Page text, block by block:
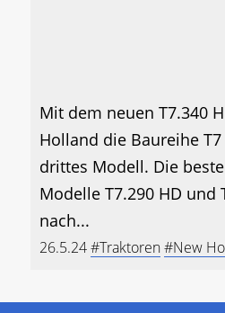
Mit dem neuen T7.340
Holland die Baureihe
drittes Modell. Die
Modelle T7.290 HD und
nach...
26.5.24#Traktoren#New